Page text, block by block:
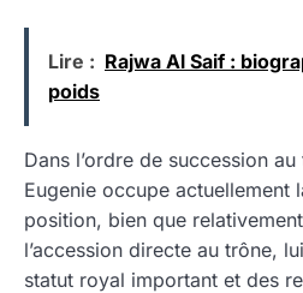
Lire : Rajwa Al Saif :
poids
Dans l’ordre de succession
Eugenie occupe actuellement
position, bien que
l’accession directe au trône,
statut royal important et des